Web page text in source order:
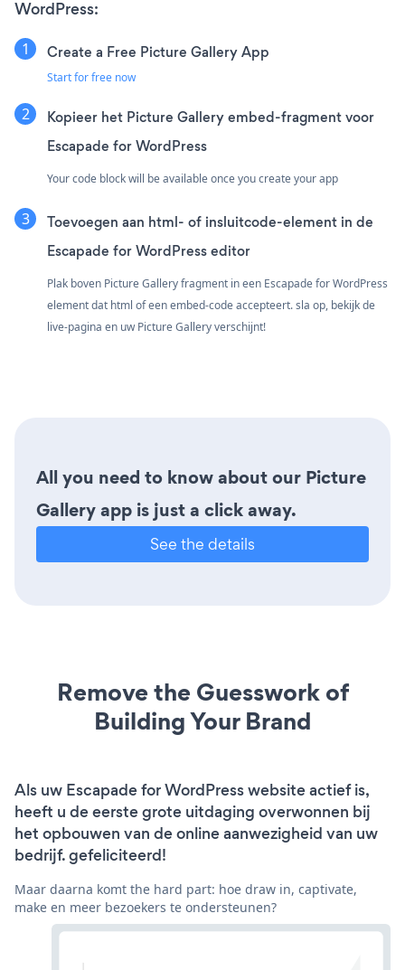
WordPress:
Create a Free Picture Gallery App
Start for free now
Kopieer het Picture Gallery embed-fragment voor
Escapade for WordPress
Your code block will be available once you create your app
Toevoegen aan html- of insluitcode-element in de
Escapade for WordPress editor
Plak boven Picture Gallery fragment in een Escapade for WordPress
element dat html of een embed-code accepteert. sla op, bekijk de
live-pagina en uw Picture Gallery verschijnt!
All you need to know about our Picture
Gallery app is just a click away.
See the details
Remove the Guesswork of
Building Your Brand
Als uw Escapade for WordPress website actief is,
heeft u de eerste grote uitdaging overwonnen bij
het opbouwen van de online aanwezigheid van uw
bedrijf. gefeliciteerd!
Maar daarna komt the hard part: hoe draw in, captivate,
make en meer bezoekers te ondersteunen?